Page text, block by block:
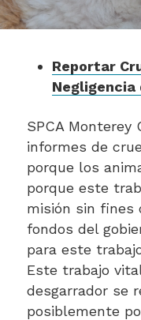
Reportar
Negligencia
SPCA Monterey
informes de
porque los
porque este
misión sin fines
fondos del
para este
Este trabajo
desgarrador se
posiblemente